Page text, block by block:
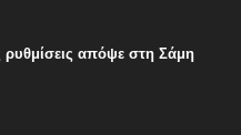
ρυθμίσεις απόψε στη Σάμη